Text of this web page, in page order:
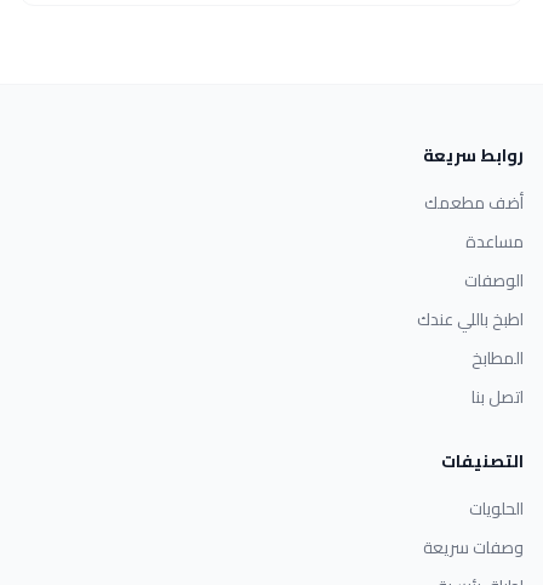
روابط سريعة
أضف مطعمك
مساعدة
الوصفات
اطبخ باللي عندك
المطابخ
اتصل بنا
التصنيفات
الحلويات
وصفات سريعة